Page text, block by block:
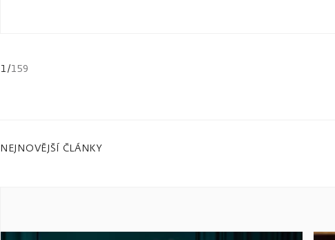
1 /159
NEJNOVĚJŠÍ ČLÁNKY